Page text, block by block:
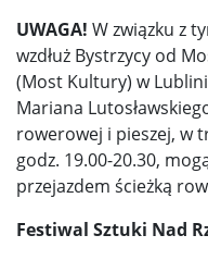
UWAGA! W związku z
wzdłuż Bystrzycy od
(Most Kultury) w
Mariana
rowerowej i pieszej, w
godz. 19.00-20.30,
przejazdem ścieżką
Festiwal Sztuki Nad